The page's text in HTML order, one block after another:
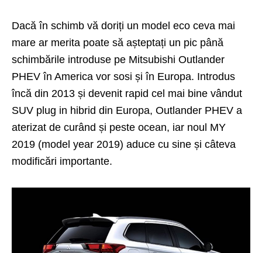
Dacă în schimb vă doriți un model eco ceva mai
mare ar merita poate să așteptați un pic până
schimbările introduse pe Mitsubishi Outlander
PHEV în America vor sosi și în Europa. Introdus
încă din 2013 și devenit rapid cel mai bine vândut
SUV plug in hibrid din Europa, Outlander PHEV a
aterizat de curând și peste ocean, iar noul MY
2019 (model year 2019) aduce cu sine și câteva
modificări importante.